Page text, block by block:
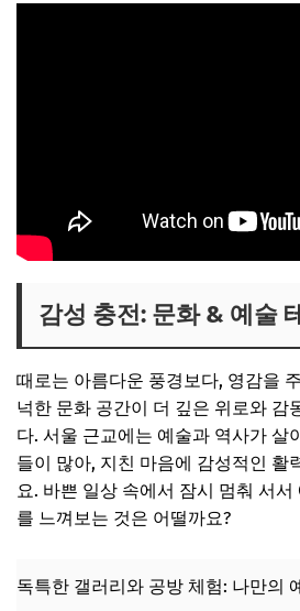
감성 충전: 문화 & 예술
때로는 아름다운 풍경보다, 영감을
넉한 문화 공간이 더 깊은 위로와 감
다. 서울 근교에는 예술과 역사가 살
들이 많아, 지친 마음에 감성적인 활
요. 바쁜 일상 속에서 잠시 멈춰 서
를 느껴보는 것은 어떨까요?
독특한 갤러리와 공방 체험: 나만의